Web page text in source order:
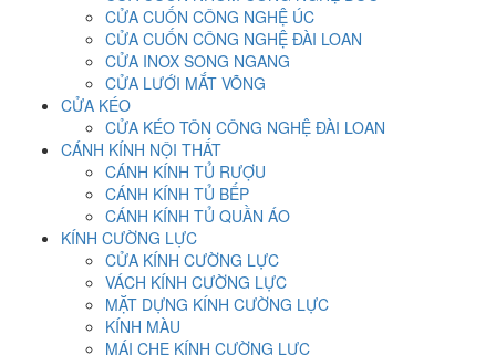
CỬA CUỐN CÔNG NGHỆ ÚC
CỬA CUỐN CÔNG NGHỆ ĐÀI LOAN
CỬA INOX SONG NGANG
CỬA LƯỚI MẮT VÕNG
CỬA KÉO
CỬA KÉO TÔN CÔNG NGHỆ ĐÀI LOAN
CÁNH KÍNH NỘI THẤT
CÁNH KÍNH TỦ RƯỢU
CÁNH KÍNH TỦ BẾP
CÁNH KÍNH TỦ QUẦN ÁO
KÍNH CƯỜNG LỰC
CỬA KÍNH CƯỜNG LỰC
VÁCH KÍNH CƯỜNG LỰC
MẶT DỰNG KÍNH CƯỜNG LỰC
KÍNH MÀU
MÁI CHE KÍNH CƯỜNG LỰC